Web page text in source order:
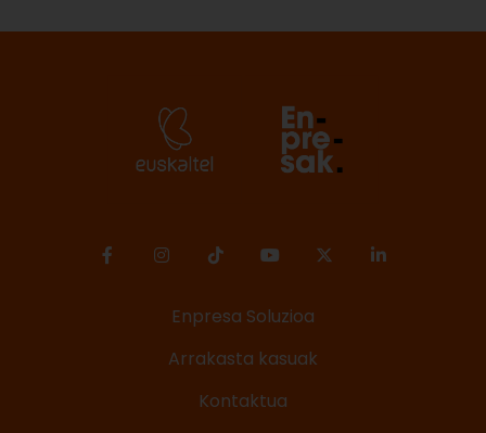
Enpresa Soluzioa
Arrakasta kasuak
Kontaktua